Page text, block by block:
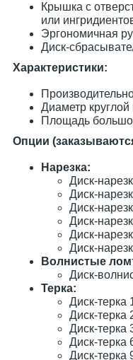
Крышка с
или
Эргономичная
Диск-
Характеристики:
Диаметр
Площадь
Опции
Нарезка:
Диск-
Диск-
Диск-
Диск-
Диск-
Диск-
Волнистые
Диск-
Терка:
Диск-терка
Диск-терка
Диск-терка
Диск-терка
Диск-терка